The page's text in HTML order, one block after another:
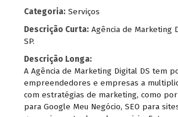
Categoria: Serviços
Descrição Curta: Agência de Marketing
SP.
Descrição Longa:
A Agência de Marketing Digital DS tem
empreendedores e empresas a
com estratégias de marketing, como
para Google Meu Negócio, SEO para